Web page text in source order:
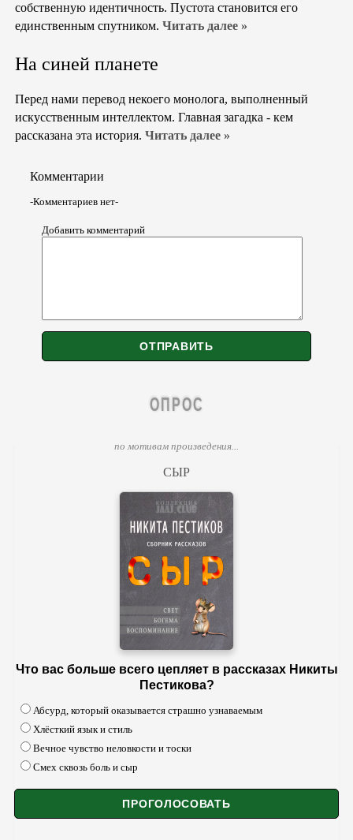
собственную идентичность. Пустота становится его
единственным спутником. Читать далее »
На синей планете
Перед нами перевод некоего монолога, выполненный
искусственным интеллектом. Главная загадка - кем
рассказана эта история. Читать далее »
Комментарии
-Комментариев нет-
Добавить комментарий
ОПРОС
по мотивам произведения...
СЫР
Что вас больше всего цепляет в рассказах Никиты
Пестикова?
Абсурд, который оказывается страшно узнаваемым
Хлёсткий язык и стиль
Вечное чувство неловкости и тоски
Смех сквозь боль и сыр